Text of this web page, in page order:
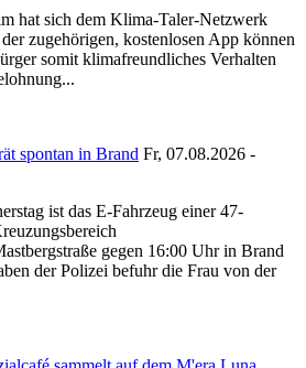
hat sich dem Klima-Taler-Netzwerk
zugehörigen, kostenlosen App können
somit klimafreundliches Verhalten
spontan in Brand Fr, 07.08.2026 -
ist das E-Fahrzeug einer 47-
gegen 16:00 Uhr in Brand
der Polizei befuhr die Frau von der